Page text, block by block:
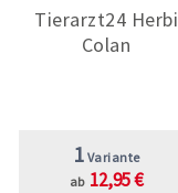
Tierarzt24 Herbi
Colan
1 Variante
ab 12,95 €